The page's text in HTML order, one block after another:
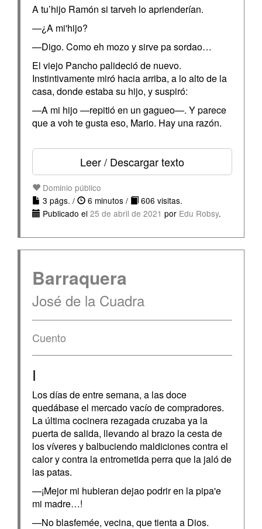
A tu’hijo Ramón si tarveh lo aprienderían.
—¿A mi'hijo?
—Digo. Como eh mozo y sirve pa sordao…
El viejo Pancho palideció de nuevo.
Instintivamente miró hacia arriba, a lo alto de la
casa, donde estaba su hijo, y suspiró:
—A mi hijo —repitió en un gagueo—. Y parece
que a voh te gusta eso, Mario. Hay una razón.
Leer / Descargar texto
Dominio público
3 págs. /
6 minutos /
606 visitas.
Publicado el 25 de abril de 2021 por Edu Robsy.
Barraquera
José de la Cuadra
Cuento
I
Los días de entre semana, a las doce
quedábase el mercado vacío de compradores.
La última cocinera rezagada cruzaba ya la
puerta de salida, llevando al brazo la cesta de
los víveres y balbuciendo maldiciones contra el
calor y contra la entrometida perra que la jaló de
las patas.
—¡Mejor mi hubieran dejao podrir en la pipa'e
mi madre…!
—No blasfemée, vecina, que tienta a Dios.